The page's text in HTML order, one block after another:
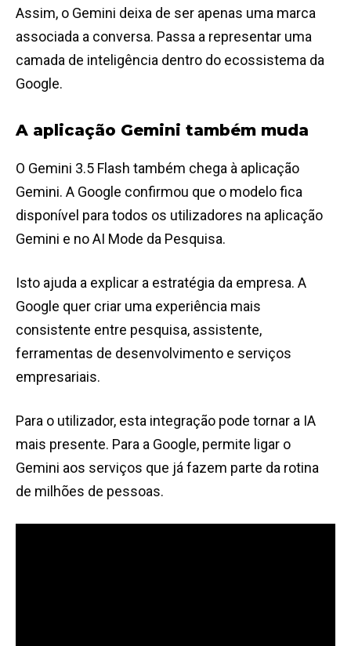
Assim, o Gemini deixa de ser apenas uma marca
associada a conversa. Passa a representar uma
camada de inteligência dentro do ecossistema da
Google.
A aplicação Gemini também muda
O Gemini 3.5 Flash também chega à aplicação
Gemini. A Google confirmou que o modelo fica
disponível para todos os utilizadores na aplicação
Gemini e no AI Mode da Pesquisa.
Isto ajuda a explicar a estratégia da empresa. A
Google quer criar uma experiência mais
consistente entre pesquisa, assistente,
ferramentas de desenvolvimento e serviços
empresariais.
Para o utilizador, esta integração pode tornar a IA
mais presente. Para a Google, permite ligar o
Gemini aos serviços que já fazem parte da rotina
de milhões de pessoas.